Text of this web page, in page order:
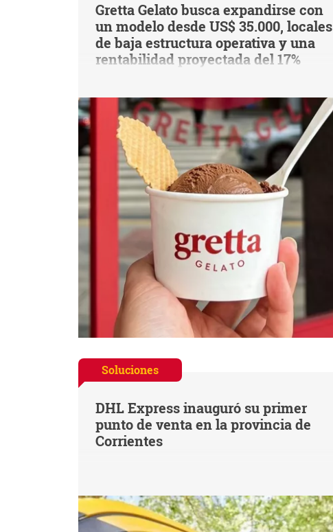
Gretta Gelato busca expandirse con
un modelo desde US$ 35.000, locales
de baja estructura operativa y una
rentabilidad proyectada del 17%
Soluciones
DHL Express inauguró su primer
punto de venta en la provincia de
Corrientes